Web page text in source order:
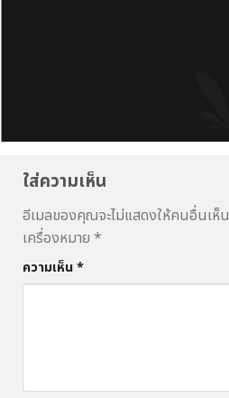
ใส่ความเห็น
อีเมลของคุณจะไม่แสดงให้คนอื่นเห็น
เครื่องหมาย *
ความเห็น*